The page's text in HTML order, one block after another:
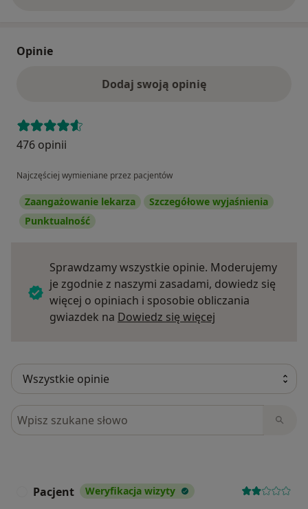
Opinie
Dodaj swoją opinię
476 opinii
Najczęściej wymieniane przez pacjentów
Zaangażowanie lekarza
Szczegółowe wyjaśnienia
Punktualność
Sprawdzamy wszystkie opinie. Moderujemy
je zgodnie z naszymi zasadami, dowiedz się
więcej o opiniach i sposobie obliczania
gwiazdek na Dowiedz się więcej
Szukaj w opiniach
Pacjent Weryfikacja wizyty